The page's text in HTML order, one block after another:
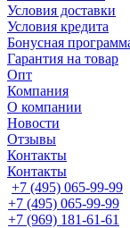
Условия доставки
Условия кредита
Бонусная
Гарантия на товар
Опт
Компания
О компании
Новости
Отзывы
Контакты
Контакты
+7 (495) 065-99-99
+7 (495) 065-99-99
+7 (969) 181-61-61